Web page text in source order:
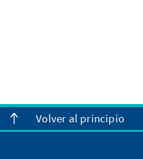
Volver al principio